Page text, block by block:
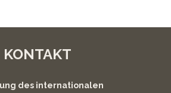
KONTAKT
des internationalen